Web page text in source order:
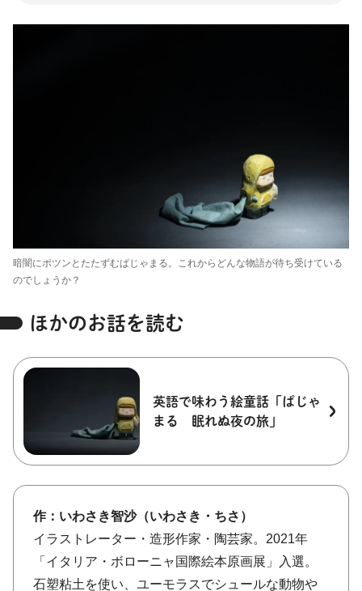
暗闇にポツンとたたずむぱじゃまる。これからどんな物語が待ち受けている
のでしょうか？
ほかのお話を読む
英語で味わう絵童話「ぱじゃ
まる 眠れぬ夜の旅」
作：いわさき智沙（いわさき・ちさ）
イラストレーター・造形作家・陶芸家。2021年
「イタリア・ボローニャ国際絵本原画展」入選。
石塑粘土を使い、ユーモラスでシュールな動物や